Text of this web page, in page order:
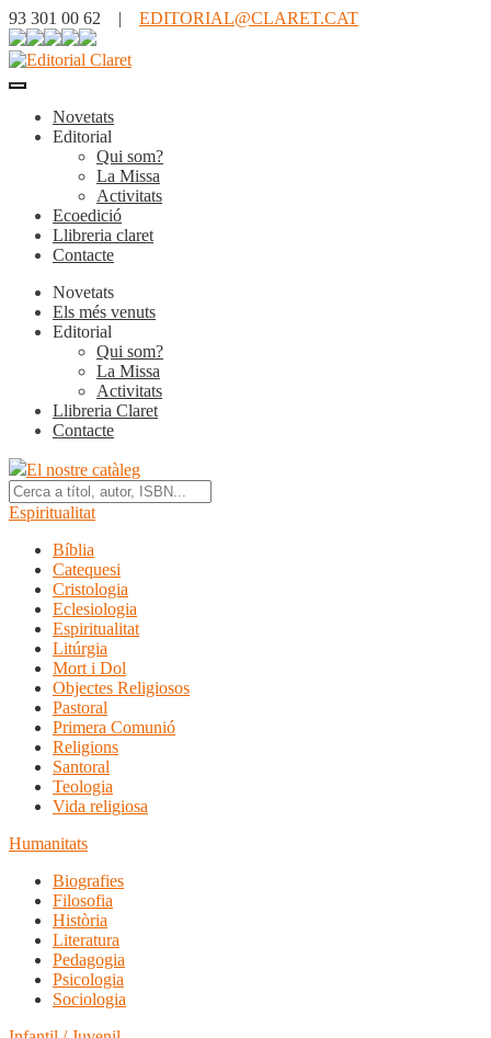
93 301 00 62 | EDITORIAL@CLARET.CAT
Novetats
Editorial
Qui som?
La Missa
Activitats
Ecoedició
Llibreria claret
Contacte
Novetats
Els més venuts
Editorial
Qui som?
La Missa
Activitats
Llibreria Claret
Contacte
El nostre catàleg
Espiritualitat
Bíblia
Catequesi
Cristologia
Eclesiologia
Espiritualitat
Litúrgia
Mort i Dol
Objectes Religiosos
Pastoral
Primera Comunió
Religions
Santoral
Teologia
Vida religiosa
Humanitats
Biografies
Filosofia
Història
Literatura
Pedagogia
Psicologia
Sociologia